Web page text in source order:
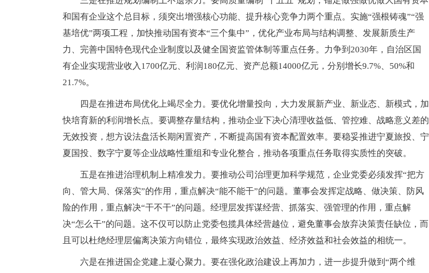
和国有企业这个总目标，须突出增强核心功能、提升核心竞争力两个重点。实施“强根铸魂”“强
基培优”两项工程，加快推动国有资本“三个集中”，优化产业布局与结构调整、发展新质生产
力、完善中国特色现代企业制度以及健全国资监管体制等重点任务。力争到2030年，自治区国
有企业实现营业收入1700亿元、利润180亿元、资产总额14000亿元，分别增长9.7%、50%和
21.7%。
四是在推进布局优化上竭尽全力。要优化增量投向，大力发展新产业、新业态、新模式，加
快培育新的利润增长点。要调整存量结构，推动企业下决心清理收益低、管控难、战略意义差的
无效投资，想方设法盘活长期闲置资产，不断提高国有资本配置效率。要稳妥推进宁夏旅投、宁
夏国投、数字宁夏等企业战略性重组和专业化整合，推动各项重点任务取得实质性的突破。
五是在推进治理机制上精准发力。要推动公司治理更加科学规范，企业党委必须发挥“把方
向、管大局、保落实”的作用，重点解决“能不能干”的问题。董事会发挥定战略、做决策、防风
险的作用，重点解决“干不干”的问题。经理层发挥谋经营、抓落实、强管理的作用，重点解
决“怎么干”的问题。这不仅可以防止党委包揽具体经营越位，避免董事会放弃决策责任缺位，而
且可以杜绝经理层偏离决策方向错位，最终实现政治效益、经济效益和社会效益的相统一。
六是在推进国企党建上凝心聚力。要在强化政治建设上再加力，进一步提升做到“两个维